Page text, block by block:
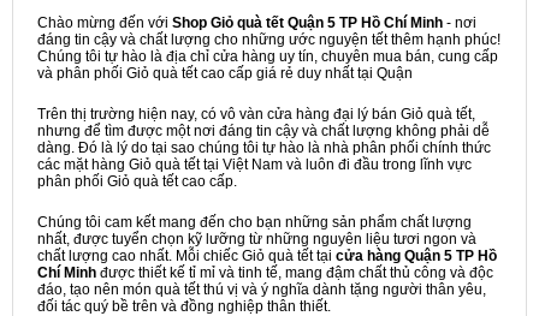
Chào mừng đến với Shop Giỏ quà tết Quận 5 TP Hồ Chí Minh - nơi
đáng tin cậy và chất lượng cho những ước nguyện tết thêm hạnh phúc!
Chúng tôi tự hào là địa chỉ cửa hàng uy tín, chuyên mua bán, cung cấp
và phân phối Giỏ quà tết cao cấp giá rẻ duy nhất tại Quận
Trên thị trường hiện nay, có vô vàn cửa hàng đại lý bán Giỏ quà tết,
nhưng để tìm được một nơi đáng tin cậy và chất lượng không phải dễ
dàng. Đó là lý do tại sao chúng tôi tự hào là nhà phân phối chính thức
các mặt hàng Giỏ quà tết tại Việt Nam và luôn đi đầu trong lĩnh vực
phân phối Giỏ quà tết cao cấp.
Chúng tôi cam kết mang đến cho bạn những sản phẩm chất lượng
nhất, được tuyển chọn kỹ lưỡng từ những nguyên liệu tươi ngon và
chất lượng cao nhất. Mỗi chiếc Giỏ quà tết tại cửa hàng Quận 5 TP Hồ
Chí Minh được thiết kế tỉ mỉ và tinh tế, mang đậm chất thủ công và độc
đáo, tạo nên món quà tết thú vị và ý nghĩa dành tặng người thân yêu,
đối tác quý bề trên và đồng nghiệp thân thiết.